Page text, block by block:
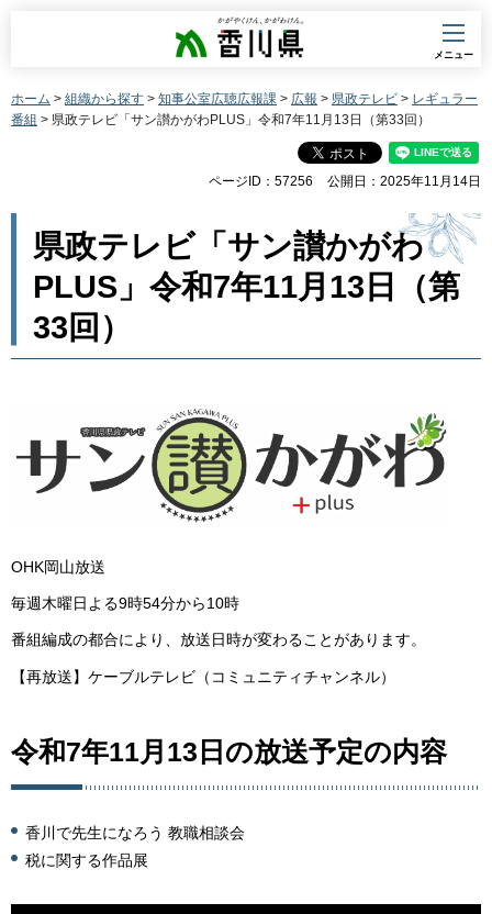
香川県
メニュー
ホーム > 組織から探す > 知事公室広聴広報課 > 広報 > 県政テレビ > レギュラー
番組 > 県政テレビ「サン讃かがわPLUS」令和7年11月13日（第33回）
ページID：57256 公開日：2025年11月14日
県政テレビ「サン讃かがわ
PLUS」令和7年11月13日（第
33回）
OHK岡山放送
毎週木曜日よる9時54分から10時
番組編成の都合により、放送日時が変わることがあります。
【再放送】ケーブルテレビ（コミュニティチャンネル）
令和7年11月13日の放送予定の内容
香川で先生になろう 教職相談会
税に関する作品展